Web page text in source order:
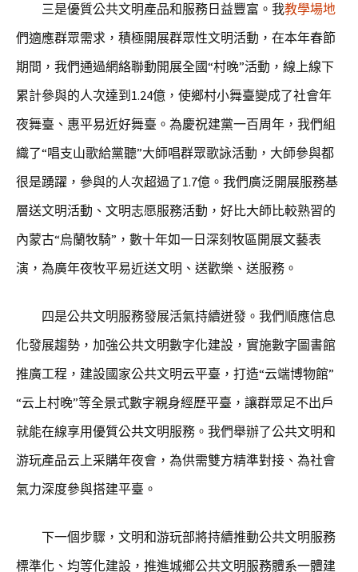
三是優質公共文明產品和服務日益豐富。我教學場地
們適應群眾需求，積極開展群眾性文明活動，在本年春節
期間，我們通過網絡聯動開展全國“村晚”活動，線上線下
累計參與的人次達到1.24億，使鄉村小舞臺變成了社會年
夜舞臺、惠平易近好舞臺。為慶祝建黨一百周年，我們組
織了“唱支山歌給黨聽”大師唱群眾歌詠活動，大師參與都
很是踴躍，參與的人次超過了1.7億。我們廣泛開展服務基
層送文明活動、文明志愿服務活動，好比大師比較熟習的
內蒙古“烏蘭牧騎”，數十年如一日深刻牧區開展文藝表
演，為廣年夜牧平易近送文明、送歡樂、送服務。
四是公共文明服務發展活氣持續迸發。我們順應信息
化發展趨勢，加強公共文明數字化建設，實施數字圖書館
推廣工程，建設國家公共文明云平臺，打造“云端博物館”
“云上村晚”等全景式數字親身經歷平臺，讓群眾足不出戶
就能在線享用優質公共文明服務。我們舉辦了公共文明和
游玩產品云上采購年夜會，為供需雙方精準對接、為社會
氣力深度參與搭建平臺。
下一個步驟，文明和游玩部將持續推動公共文明服務
標準化、均等化建設，推進城鄉公共文明服務體系一體建